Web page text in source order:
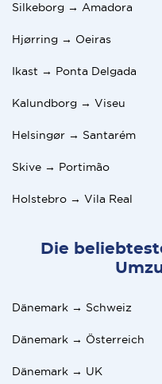
Silkeborg → Amadora
Hjørring → Oeiras
Ikast → Ponta Delgada
Kalundborg → Viseu
Helsingør → Santarém
Skive → Portimão
Holstebro → Vila Real
Die
Dänemark → Schweiz
Dänemark → Österreich
Dänemark → UK